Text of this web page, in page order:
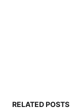
RELATED POSTS